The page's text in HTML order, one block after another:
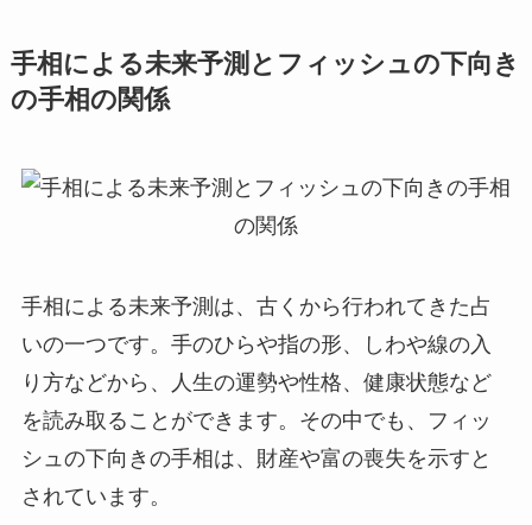
手相による未来予測とフィッシュの下向き
の手相の関係
手相による未来予測は、古くから行われてきた占
いの一つです。手のひらや指の形、しわや線の入
り方などから、人生の運勢や性格、健康状態など
を読み取ることができます。その中でも、フィッ
シュの下向きの手相は、財産や富の喪失を示すと
されています。